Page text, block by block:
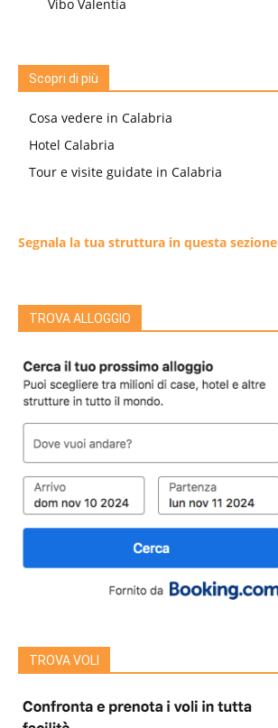
Vibo Valentia
Scopri di più
Cosa vedere in Calabria
Hotel Calabria
Tour e visite guidate in Calabria
Segnala la tua struttura in questa sezione
TROVA ALLOGGIO
TROVA VOLI